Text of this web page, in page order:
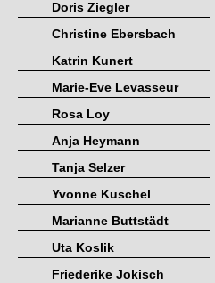
Doris Ziegler
Christine Ebersbach
Katrin Kunert
Marie-Eve Levasseur
Rosa Loy
Anja Heymann
Tanja Selzer
Yvonne Kuschel
Marianne Buttstädt
Uta Koslik
Friederike Jokisch